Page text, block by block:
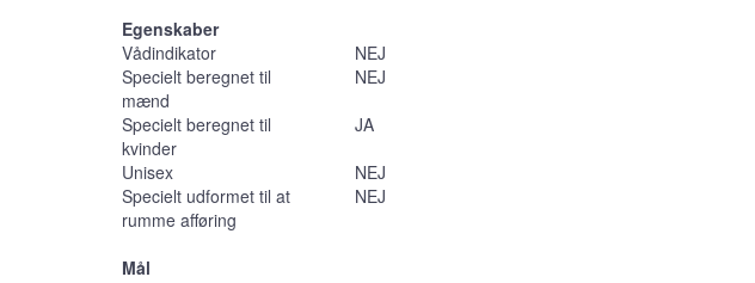
Egenskaber
Vådindikator
NEJ
Specielt beregnet til
mænd
NEJ
Specielt beregnet til
kvinder
JA
Unisex
NEJ
Specielt udformet til at
rumme afføring
NEJ
Mål